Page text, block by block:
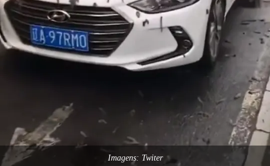
Imagens: Twiter